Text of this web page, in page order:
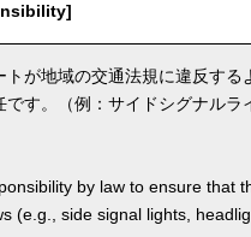
トが地域の交通法規に違反す
す。（例：サイドシグナル
by law to ensure that
(e.g., side signal lights,